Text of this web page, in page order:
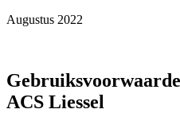
Augustus 2022
ACS Liessel